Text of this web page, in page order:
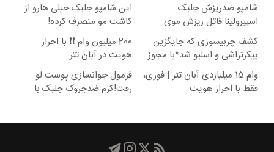
شامپو ضدریزش جلبک
اسپیرولینا قاتل ریزش موی
شماست
این شامپو جلبک خیلی هارو از
کاشت مو منصرف کرده!
کشف چربیسوزی که جایگزین
پیکرتراشی و اسلیو شد*با مجوز
رسمی*لینک خرید
200 میلیون وام ❗❗ با احراز
هویت در آبان تتر
وام 15 میلیاردی آبان تتر | فوری،
فقط با احراز هویت
فرمول جوانسازی پوست لو
رفت!کرم ضدچروک جلبک با